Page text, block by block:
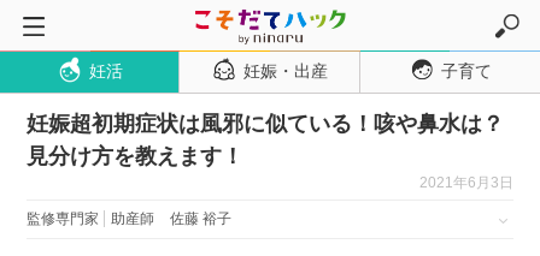
トップページ
妊活
妊娠・出産
妊活 妊娠・出産 子育て
妊娠超初期症状は風邪に似ている！咳や鼻水は？
見分け方を教えます！
2021年6月3日
監修専門家 助産師 佐藤 裕子